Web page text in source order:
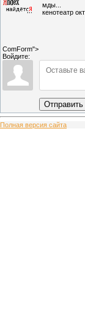
мды...
кенотеатр
ComForm">
Войдите:
Отправить
Полная версия сайта